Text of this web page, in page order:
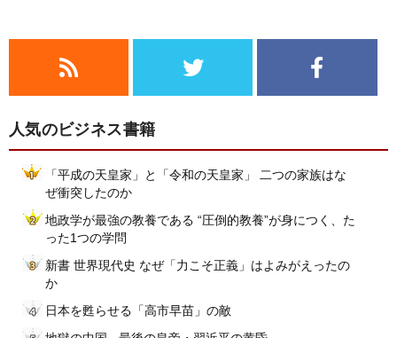
人気のビジネス書籍
「平成の天皇家」と「令和の天皇家」 二つの家族はな
ぜ衝突したのか
地政学が最強の教養である “圧倒的教養”が身につく、た
った1つの学問
新書 世界現代史 なぜ「力こそ正義」はよみがえったの
か
日本を甦らせる「高市早苗」の敵